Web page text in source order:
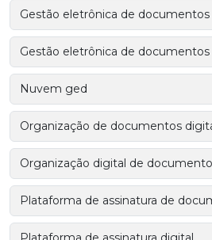
Gestão eletrônica de documentos
Gestão eletrônica de
Nuvem ged
Organização de documentos
Organização digital de
Plataforma de assinatura de